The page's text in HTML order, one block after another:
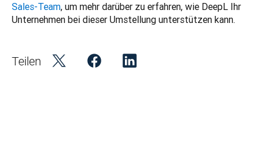
Sales-Team, um mehr darüber zu erfahren, wie DeepL Ihr
Unternehmen bei dieser Umstellung unterstützen kann.
Teilen